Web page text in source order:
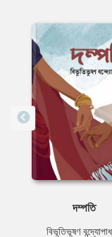
দম্পতি
বিভূতিভূষণ